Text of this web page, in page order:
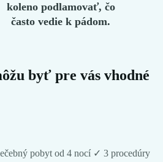
koleno podlamovať, čo
často vedie k pádom.​
byť pre vás vhodné
pobyt od 4 nocí ✓ 3 procedúry